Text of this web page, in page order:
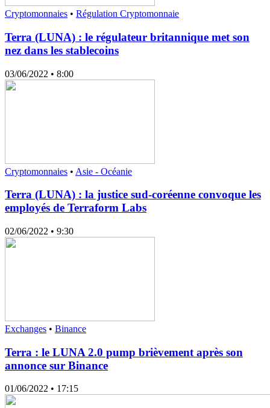
Cryptomonnaies • Régulation Cryptomonnaie
Terra (LUNA) : le régulateur britannique met son
nez dans les stablecoins
03/06/2022 • 8:00
Cryptomonnaies • Asie - Océanie
Terra (LUNA) : la justice sud-coréenne convoque les
employés de Terraform Labs
02/06/2022 • 9:30
Exchanges • Binance
Terra : le LUNA 2.0 pump brièvement après son
annonce sur Binance
01/06/2022 • 17:15